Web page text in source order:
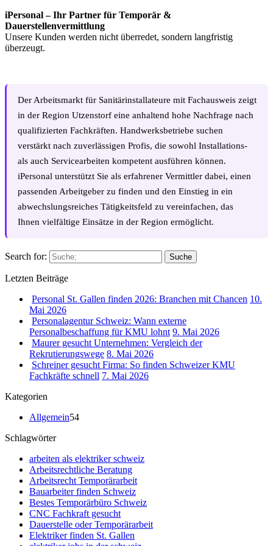
iPersonal – Ihr Partner für Temporär &
Dauerstellenvermittlung
Unsere Kunden werden nicht überredet, sondern langfristig
überzeugt.
Der Arbeitsmarkt für Sanitärinstallateure mit Fachausweis zeigt
in der Region Utzenstorf eine anhaltend hohe Nachfrage nach
qualifizierten Fachkräften. Handwerksbetriebe suchen
verstärkt nach zuverlässigen Profis, die sowohl Installations-
als auch Servicearbeiten kompetent ausführen können.
iPersonal unterstützt Sie als erfahrener Vermittler dabei, einen
passenden Arbeitgeber zu finden und den Einstieg in ein
abwechslungsreiches Tätigkeitsfeld zu vereinfachen, das
Ihnen vielfältige Einsätze in der Region ermöglicht.
Search for: Suche
Letzten Beiträge
Personal St. Gallen finden 2026: Branchen mit Chancen 10.
Mai 2026
Personalagentur Schweiz: Wann externe
Personalbeschaffung für KMU lohnt 9. Mai 2026
Maurer gesucht Unternehmen: Vergleich der
Rekrutierungswege 8. Mai 2026
Schreiner gesucht Firma: So finden Schweizer KMU
Fachkräfte schnell 7. Mai 2026
Kategorien
Allgemein54
Schlagwörter
arbeiten als elektriker schweiz
Arbeitsrechtliche Beratung
Arbeitsrecht Temporärarbeit
Bauarbeiter finden Schweiz
Bestes Temporärbüro Schweiz
CNC Fachkraft gesucht
Dauerstelle oder Temporärarbeit
Elektriker finden St. Gallen